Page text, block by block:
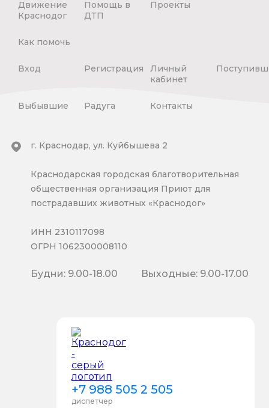
Движение
Краснодог
Помощь в
ДТП
Проекты
Как помочь
Вход Регистрация
Личный
кабинет
Выбывшие Радуга Контакты
+7 988 505 2 505
диспетчер
г. Краснодар, ул. Куйбышева 2
Краснодарская городская благотворительная
общественная организация Приют для
пострадавших животных «Краснодог»
ИНН 2310117098
ОГРН 1062300008110
Будни: 9.00-18.00 Выходные: 9.00-17.00